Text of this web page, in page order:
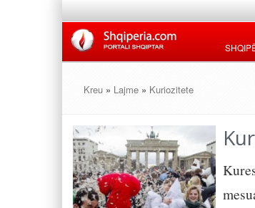
Kreu » Lajme » Kuriozitete